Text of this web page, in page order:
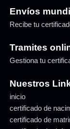
Envíos
Recibe tu
Tramites
Gestiona tu
Nuestros
inicio
certificado de
certificado de